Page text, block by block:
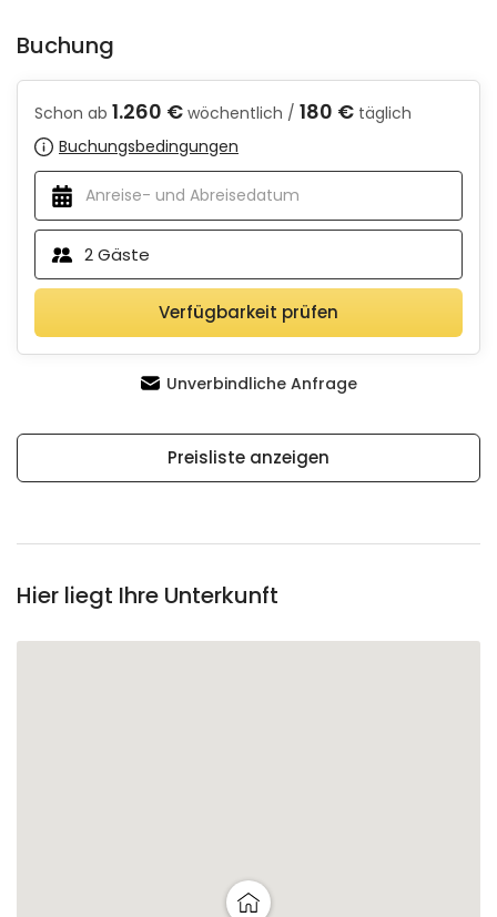
Buchung
Schon ab 1.260 € wöchentlich / 180 € täglich
Buchungsbedingungen
2Gäste
Verfügbarkeit prüfen
Unverbindliche Anfrage
Preisliste anzeigen
Hier liegt Ihre Unterkunft